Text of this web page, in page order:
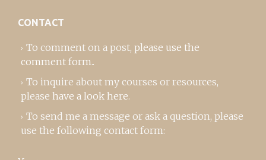
CONTACT
To comment on a post, please use the
comment form..
To inquire about my courses or resources,
please have a look here.
To send me a message or ask a question, please
use the following contact form: